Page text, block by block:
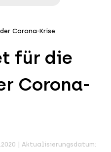
Corona-Krise
für die
Corona-
| Aktualisierungsdatum: